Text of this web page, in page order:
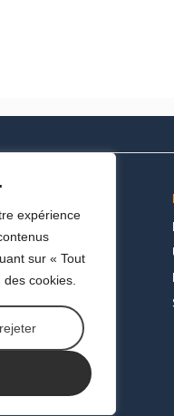
expérience
sur « Tout
cookies.
& Climatisation